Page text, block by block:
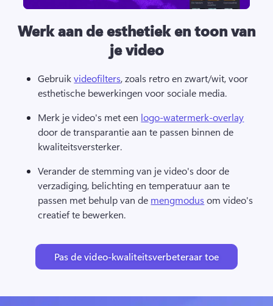
Werk aan de esthetiek en toon van
je video
Gebruik videofilters, zoals retro en zwart/wit, voor
esthetische bewerkingen voor sociale media.
Merk je video's met een logo-watermerk-overlay
door de transparantie aan te passen binnen de
kwaliteitsversterker.
Verander de stemming van je video's door de
verzadiging, belichting en temperatuur aan te
passen met behulp van de mengmodus om video's
creatief te bewerken.
Pas de video-kwaliteitsverbeteraar toe